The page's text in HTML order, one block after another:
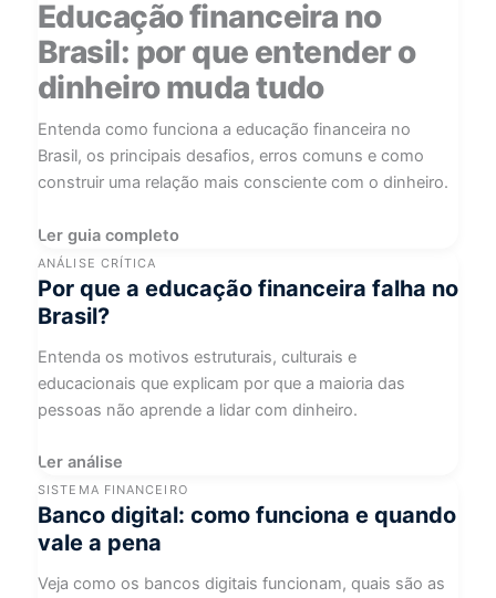
Educação financeira no
Brasil: por que entender o
dinheiro muda tudo
Entenda como funciona a educação financeira no
Brasil, os principais desafios, erros comuns e como
construir uma relação mais consciente com o dinheiro.
Ler guia completo
ANÁLISE CRÍTICA
Por que a educação financeira falha no
Brasil?
Entenda os motivos estruturais, culturais e
educacionais que explicam por que a maioria das
pessoas não aprende a lidar com dinheiro.
Ler análise
SISTEMA FINANCEIRO
Banco digital: como funciona e quando
vale a pena
Veja como os bancos digitais funcionam, quais são as